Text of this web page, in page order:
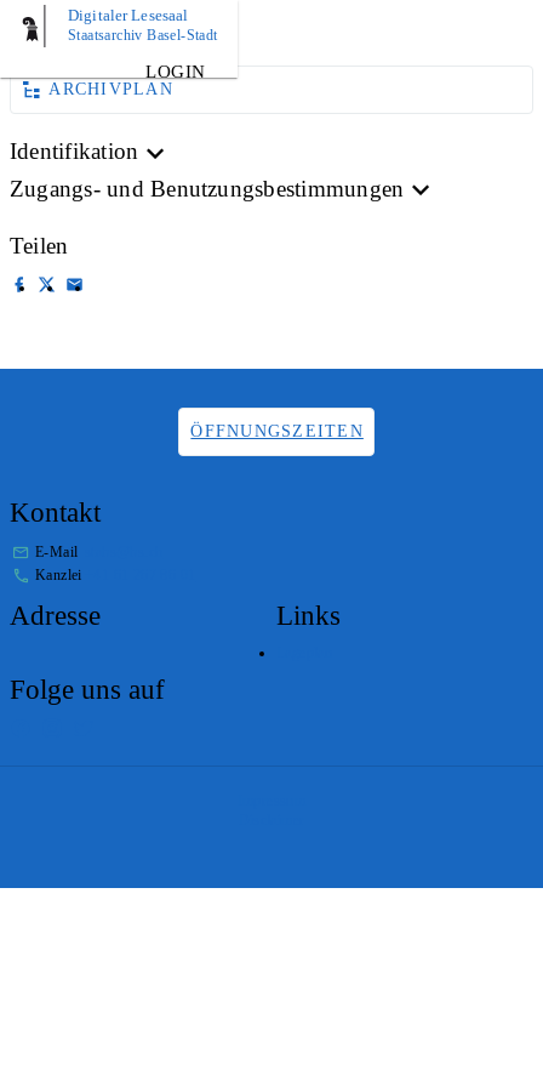
Digitaler Lesesaal
Staatsarchiv Basel-Stadt
LOGIN
AKTE
ARCHIVPLAN
Identifikation
Zugangs- und Benutzungsbestimmungen
Teilen
ÖFFNUNGSZEITEN
Kontakt
E-Mail
Kanzlei
Adresse Links
Folge uns auf